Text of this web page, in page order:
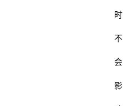
时
不
会
影